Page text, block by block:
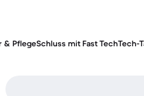
& PflegeSchluss mit Fast TechTech-